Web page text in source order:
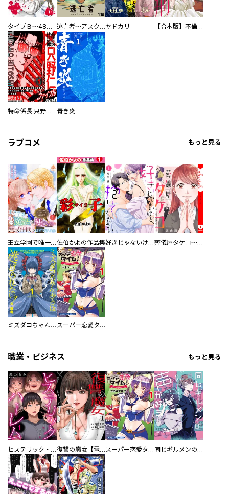
タイプＢ～48時間後、致死率100％～【単話】 逃亡者～アスクレピオスの杖～ヤドカリ 【合本版】不倫処刑
特命係長 只野仁ファイナル 愛蔵版 青き炎
ラブコメ もっと見る
王立学園で唯一魔法が使えない庶民仲間のはずですよね～実は王子様で私を溺愛しているなんて告白はやめてください～佐伯かよの作品集 好きじゃないけど、抱いてください【電子単行本版／特典おまけ付き】 葬儀屋タケコ～あなたの最期、叶えます【電子単行本版】
ミズダコちゃんからは逃げられない！ スーパー恋愛タイム！～現場でドＳな彼女は自宅でデレる～
職業・ビジネス もっと見る
ヒステリック・ハーレム～搾られる男と堕ちる女～【電子単行本版】 復讐の魔女【電子単行本版】 スーパー恋愛タイム！～現場でドＳな彼女は自宅でデレる～ 同じギルメンの声が好き